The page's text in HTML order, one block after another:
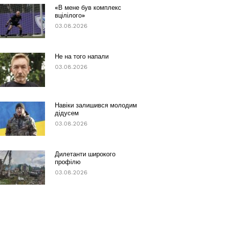
«В мене був комплекс
вцілілого»
03.08.2026
Не на того напали
03.08.2026
Навіки залишився молодим
дідусем
03.08.2026
Дилетанти широкого
профілю
03.08.2026